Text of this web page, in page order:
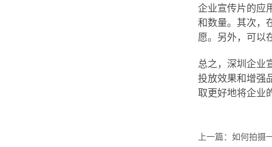
企业宣传片的应
和数量。其次，
愿。另外，可以
总之，深圳企业
投放效果和增强
取更好地将企业
上一篇： 如何拍摄